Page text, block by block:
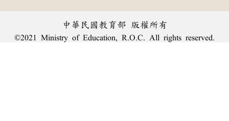
中華民國教育部 版權所有
©2021 Ministry of Education, R.O.C. All rights reserved.